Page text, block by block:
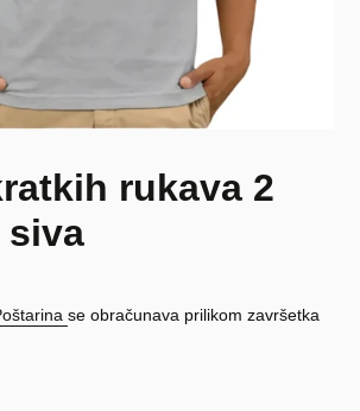
rukava 2
siva
se obračunava prilikom završetka